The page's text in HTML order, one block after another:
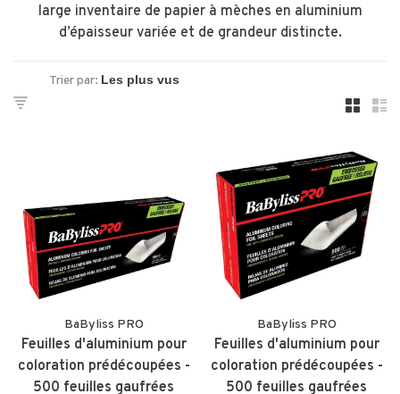
large inventaire de papier à mèches en aluminium
d’épaisseur variée et de grandeur distincte.
Trier par:
BaByliss PRO
Feuilles d'aluminium pour
coloration prédécoupées -
500 feuilles gaufrées
BaByliss PRO
Feuilles d'aluminium pour
coloration prédécoupées -
500 feuilles gaufrées